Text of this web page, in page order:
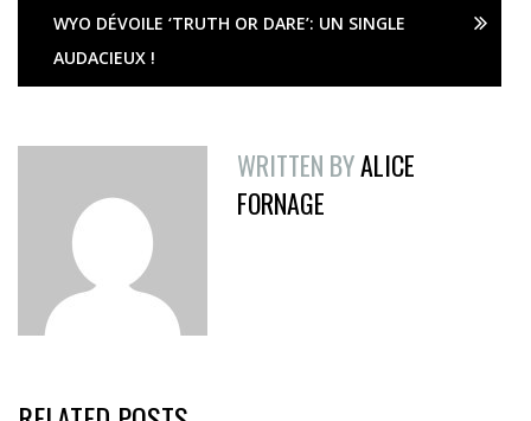
WYO DÉVOILE ‘TRUTH OR DARE’: UN SINGLE
AUDACIEUX !
WRITTEN BYALICE
FORNAGE